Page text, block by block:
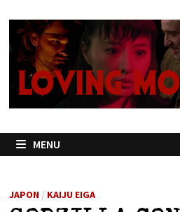
contenu
MENU
JAPON/ KAIJU EIGA